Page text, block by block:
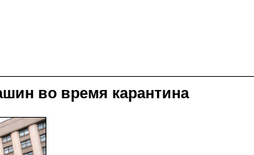
во время карантина